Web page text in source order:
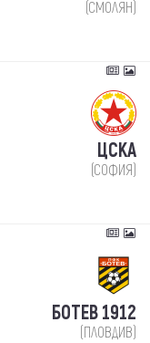
(СМОЛЯН)
ЦСКА
(СОФИЯ)
БОТЕВ 1912
(ПЛОВДИВ)